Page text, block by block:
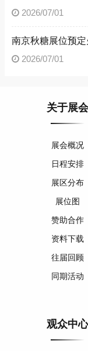
2026/07/01
南京秋糖展位预
2026/07/01
关于展会
展会概况
日程安排
展区分布
展位图
赞助合作
资料下载
往届回顾
同期活动
观众中心